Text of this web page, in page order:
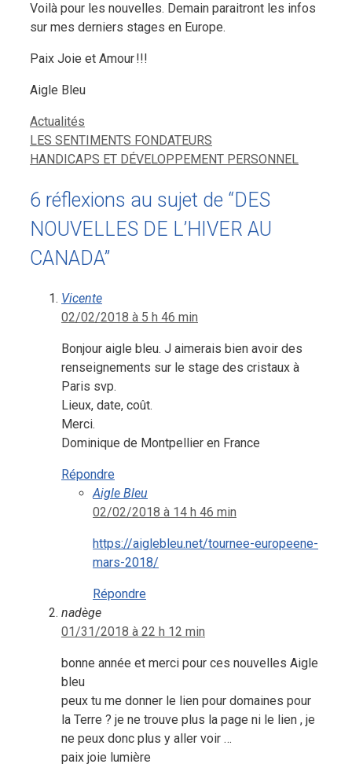
Voilà pour les nouvelles. Demain paraitront les infos
sur mes derniers stages en Europe.
Paix Joie et Amour !!!
Aigle Bleu
Catégories
Actualités
LES SENTIMENTS FONDATEURS
HANDICAPS ET DÉVELOPPEMENT PERSONNEL
6 réflexions au sujet de “DES
NOUVELLES DE L’HIVER AU
CANADA”
Vicente
02/02/2018 à 5 h 46 min
Bonjour aigle bleu. J aimerais bien avoir des
renseignements sur le stage des cristaux à
Paris svp.
Lieux, date, coût.
Merci.
Dominique de Montpellier en France
Répondre
Aigle Bleu
02/02/2018 à 14 h 46 min
https://aiglebleu.net/tournee-europeene-
mars-2018/
Répondre
nadège
01/31/2018 à 22 h 12 min
bonne année et merci pour ces nouvelles Aigle
bleu
peux tu me donner le lien pour domaines pour
la Terre ? je ne trouve plus la page ni le lien , je
ne peux donc plus y aller voir …
paix joie lumière